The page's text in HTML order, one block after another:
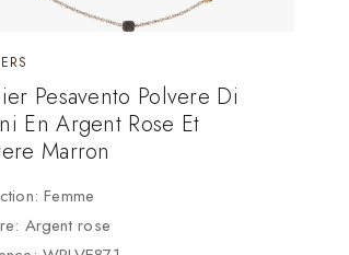
Pesavento Polvere Di
En Argent Rose Et
Marron
Femme
Argent rose